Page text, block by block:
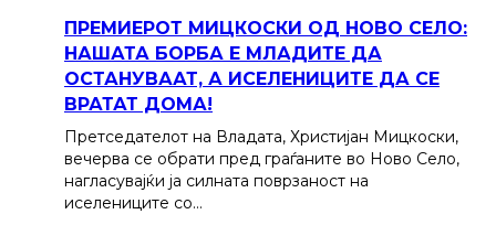
ПРЕМИЕРОТ МИЦКОСКИ ОД НОВО СЕЛО:
НАШАТА БОРБА Е МЛАДИТЕ ДА
ОСТАНУВААТ, А ИСЕЛЕНИЦИТЕ ДА СЕ
ВРАТАТ ДОМА!
Претседателот на Владата, Христијан Мицкоски,
вечерва се обрати пред граѓаните во Ново Село,
нагласувајќи ја силната поврзаност на
иселениците со…